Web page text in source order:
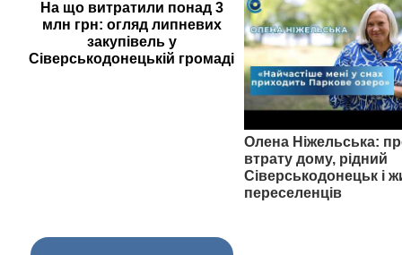
На що витратили понад 3
млн грн: огляд липневих
закупівель у
Сіверськодонецькій громаді
Олена Ніжельська:
втрату дому, рідний
Сіверськодонецьк і
переселенців